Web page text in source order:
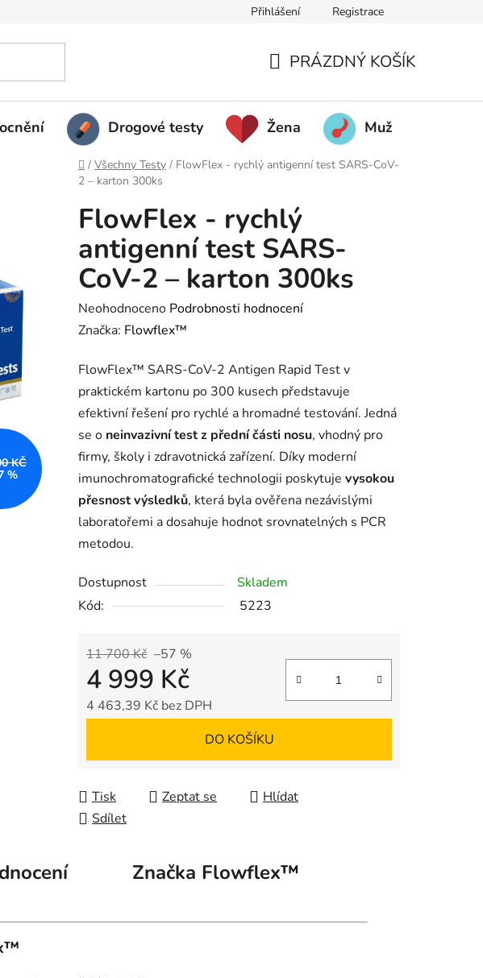
Přihlášení Registrace
PRÁZDNÝ KOŠÍK
Drogové testy Žena Muž
Domů
/ Všechny Testy / FlowFlex - rychlý antigenní test SARS-CoV-
2 – karton 300ks
FlowFlex - rychlý
antigenní test SARS-
CoV-2 – karton 300ks
Průměrné hodnocení produktu je 0,0 z 5 hvězdiček.
Neohodnoceno Podrobnosti hodnocení
Značka: Flowflex™
FlowFlex™ SARS-CoV-2 Antigen Rapid Test v
praktickém kartonu po 300 kusech představuje
efektivní řešení pro rychlé a hromadné testování. Jedná
se o neinvazivní test z přední části nosu, vhodný pro
firmy, školy i zdravotnická zařízení. Díky moderní
imunochromatografické technologii poskytuje vysokou
přesnost výsledků, která byla ověřena nezávislými
laboratořemi a dosahuje hodnot srovnatelných s PCR
metodou.
Dostupnost
Skladem
Kód:
5223
11 700 Kč –57 %
4 999 Kč
4 463,39 Kč bez DPH
DO KOŠÍKU
Tisk Zeptat se
Hlídat
Sdílet
KČ
%
Značka Flowflex™